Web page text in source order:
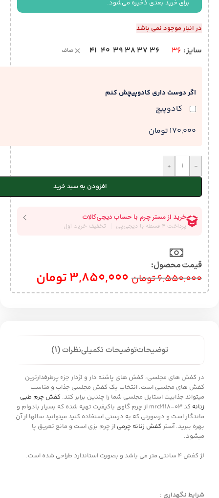
برای خرید بعدی ذخیره می‌شود.
در انبار موجود نمی باشد
سایز 36
36
37
38
39
40
41 صاف
اگر دوست داری کادوپیچش کنم
کادوپیچ
170,000 تومان
-
+
افزودن به سبد خرید
قیمت محصول:​
6,550,000تومان 3,850,000تومان
توضیحاتتوضیحات تکمیلینظرات (1)
در کفش های مجلسی، کفش های پاشنه دار و لژدار جزء پرطرفدارترین
کفش های مجلسی است. انتخاب یک کفش مجلسی جذاب و مناسب
میتواند جذابیت استایل مجلسی شما را چندین برابر کند. کفش چرم طبی
زنانه
کد mrc2118-03 از چرم گاوی باکیفیت تهیه شده که بسیار بادوام و
ماندگار است و درصورتی که به درستی استفاده کنید میتوانید سالها از آن
بهره ببرید. آستر کفش زنانه چرمی از چرم بزی است و مانع تعریق پا
میشود.
لژ کفش 4 سانتی متر می باشد و بصورت استاندارد طراحی شده است.
شرایط نگهداری :